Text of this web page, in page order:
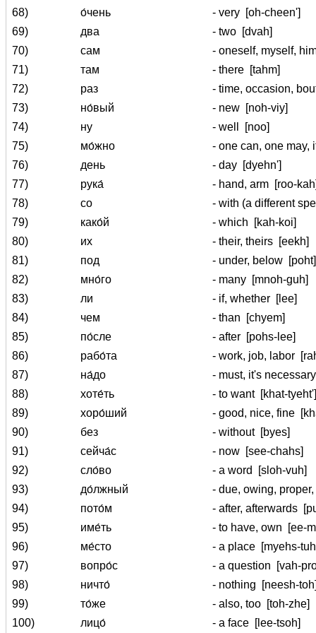
68) о́чень - very [oh-cheen']
69)
два - two [dvah]
70)
сам
- oneself, myself,
71)
там - there [tahm]
72)
раз
- time, occasion,
73)
но́вый - new [noh-viy]
74)
ну - well
[noo]
75)
мо́жно
- one can, one
76)
день - day [dyehn']
77)
рука́ - hand, arm [roo-
78)
со
- with (a different
79)
како́й - which
[kah-koi]
80)
их - their, theirs [eekh]
81)
под - under, below [poht]
82)
мно́го - many [mnoh-guh]
83)
ли - if, whether [lee]
84)
чем - than
[chyem]
85)
по́сле - after [pohs-lee]
86)
рабо́та - work, job, labor
87)
на́до
- must, it's
88)
хоте́ть - to want [khat-tyeht']
89)
хоро́ший - good, nice, fine
90)
без - without [byes]
91)
сейча́с - now [see-chahs]
92)
сло́во - a word
[sloh-vuh]
93)
до́лжный
- due, owing,
94)
пото́м - after, afterwards
95)
име́ть - to have, own
[ee-
96)
ме́сто - a place [myehs-
97)
вопро́с - a question
[vah-
98)
ничто́ - nothing
[neesh-
99)
то́же - also, too [toh-zhe]
100)
лицо́ - a face [lee-tsoh]